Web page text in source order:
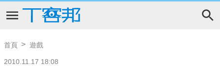
首頁 遊戲
2010.11.17 18:08